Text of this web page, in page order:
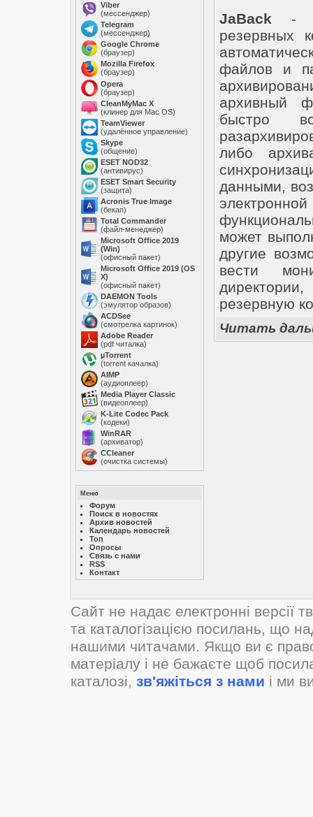
Viber
(мессенджер)
Telegram
(мессенджер)
Google Chrome
(браузер)
Mozilla Firefox
(браузер)
Opera
(браузер)
CleanMyMac X
(клинер для Mac OS)
TeamViewer
(удалённое управление)
Skype
(общение)
ESET NOD32
(антивирус)
ESET Smart Security
(защита)
Acronis True Image
(бекап)
Total Commander
(файл-менеджер)
Microsoft Office 2019
(Win)
(офисный пакет)
Microsoft Office 2019 (OS
X)
(офисный пакет)
DAEMON Tools
(эмулятор образов)
ACDSee
(смотрелка картинок)
Adobe Reader
(pdf читалка)
µTorrent
(torrent качалка)
AIMP
(аудиоплеер)
Media Player Classic
(видеоплеер)
K-Lite Codec Pack
(кодеки)
WinRAR
(архиватор)
ССleaner
(очистка системы)
Меню
Форум
Поиск в новостях
Архив новостей
Календарь новостей
Топ
Опросы
Связь с нами
RSS
Контакт
JaBack -
резервных
файлов и
архивный
быстро
либо
данными,
может
другие
вести
резервную
Читать
Сайт не надає електронні версії
та каталогізацією посилань, що
нашими читачами. Якщо ви є
матеріалу і не бажаєте щоб
каталозі, зв'яжіться з нами і ми